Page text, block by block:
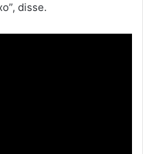
disse.